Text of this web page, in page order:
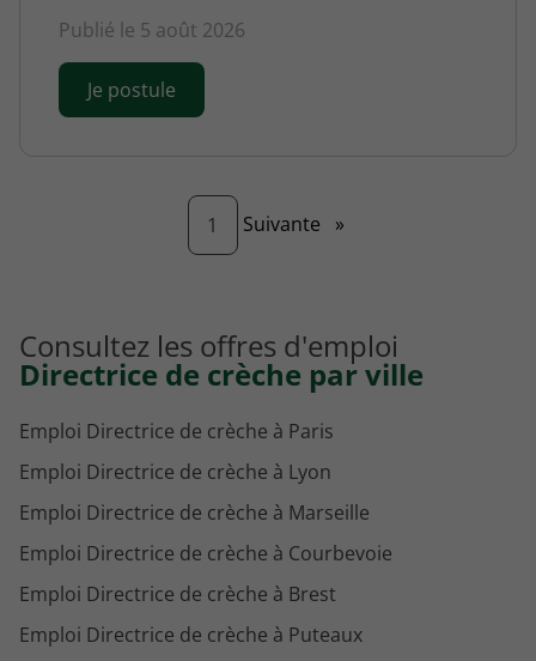
Publié le 5 août 2026
Je postule
1 Page
Suivante »
Consultez les offres d'emploi
Directrice de crèche par ville
Emploi Directrice de crèche à Paris
Emploi Directrice de crèche à Lyon
Emploi Directrice de crèche à Marseille
Emploi Directrice de crèche à Courbevoie
Emploi Directrice de crèche à Brest
Emploi Directrice de crèche à Puteaux